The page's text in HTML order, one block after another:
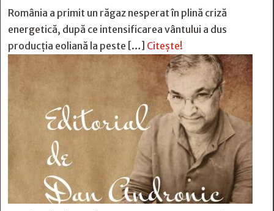
România a primit un răgaz nesperat în plină criză
energetică, după ce intensificarea vântului a dus
producția eoliană la peste […] Citește!